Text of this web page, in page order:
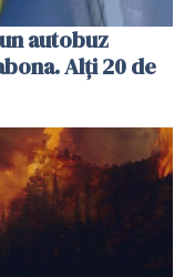
autobuz
Alți 20 de